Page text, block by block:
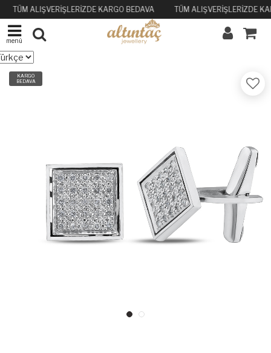
TÜM ALIŞVERİŞLERİZDE KARGO BEDAVA TÜM ALIŞVERİŞLERİZDE
menü
KARGO
BEDAVA